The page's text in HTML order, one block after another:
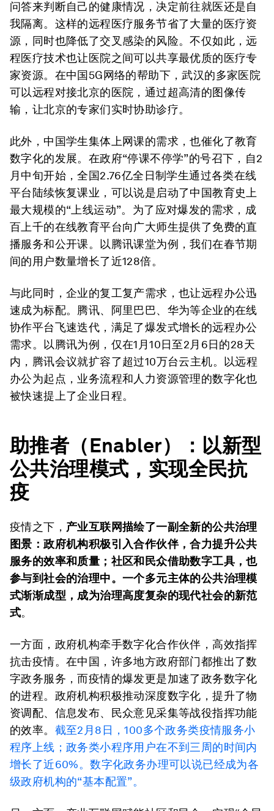
问答来判断自己的健康情况，决定前往就医还是自
我隔离。这样的远程医疗服务节省了大量的医疗资
源，同时也降低了交叉感染的风险。不仅如此，远
程医疗技术也让医院之间可以共享最优质的医疗专
家资源。在中国5G网络的帮助下，武汉的多家医院
可以远程对接北京的医院，通过超高清的图像传
输，让北京的专家们实时协助诊疗。
此外，中国学生集体上网课的需求，也催化了教育
数字化的发展。在政府“停课不停学”的号召下，自2
月中旬开始，全国2.76亿全日制学生通过各类在线
平台陆续恢复课业，可以说是启动了中国教育史上
最大规模的“上线运动”。为了应对爆发的需求，成
百上千的在线教育平台向广大师生提供了免费的直
播服务和公开课。以腾讯课堂为例，我们在春节期
间的用户数量增长了近128倍。
与此同时，企业的复工复产需求，也让远程办公迅
速成为标配。腾讯、阿里巴巴、华为等企业的在线
协作平台飞速迭代，满足了爆发式增长的远程办公
需求。以腾讯为例，仅在1月10日至2月6日的28天
内，腾讯会议就扩容了超过10万台云主机。以远程
办公为起点，业务流程和人力资源管理的数字化也
被快速提上了企业日程。
助推者（Enabler）：以新型
公共治理模式，实现全民抗
疫
疫情之下， 产业互联网描绘了一副全新的公共治理
图景：政府机构积极引入合作伙伴，合力提升公共
服务的效率和质量；社区和民众借助数字工具，也
参与到社会的治理中。一个多元主体的公共治理模
式渐渐成型，成为治理高度复杂的现代社会的新范
式。
一方面，政府机构牵手数字化合作伙伴，高效指挥
抗击疫情。在中国，许多地方政府部门都推出了数
字政务服务，而疫情的爆发更是加速了政务数字化
的进程。政府机构积极推动深度数字化，提升了物
资调配、信息发布、民众意见采集等战役指挥功能
的效率。 截至2月8日，100多个政务类疫情服务小
程序上线；政务类小程序用户在不到三周的时间内
增长了近60%。数字化政务办理可以说已经成为各
级政府机构的“基本配置”。